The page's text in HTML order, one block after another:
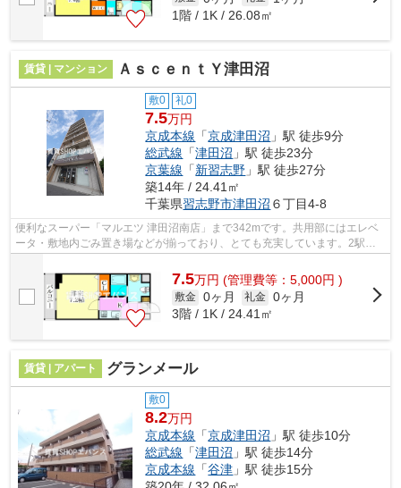
1階 / 1K / 26.08㎡
賃貸 | マンション ＡｓｃｅｎｔＹ津田沼
敷0 礼0
7.5万円
京成本線 「京成津田沼 」駅 徒歩9分
総武線 「津田沼 」駅 徒歩23分
京葉線 「新習志野 」駅 徒歩27分
築14年 / 24.41㎡
千葉県習志野市津田沼 ６丁目4-8
便利なスーパー「マルエツ 津田沼南店」まで342mです。共用部にはエレベ
ータ・敷地内ごみ置き場などが揃っており、とても充実しています。2駅利
7.5万円 (管理費等：5,000円 )
敷金 0ヶ月 礼金 0ヶ月
3階 / 1K / 24.41㎡
賃貸 | アパート グランメール
敷0
8.2万円
京成本線 「京成津田沼 」駅 徒歩10分
総武線 「津田沼 」駅 徒歩14分
京成本線 「谷津 」駅 徒歩15分